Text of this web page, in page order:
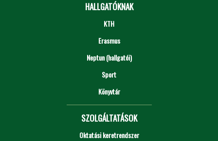
HALLGATÓKNAK
KTH
Erasmus
Neptun (hallgatói)
Sport
Könyvtár
SZOLGÁLTATÁSOK
Oktatási keretrendszer